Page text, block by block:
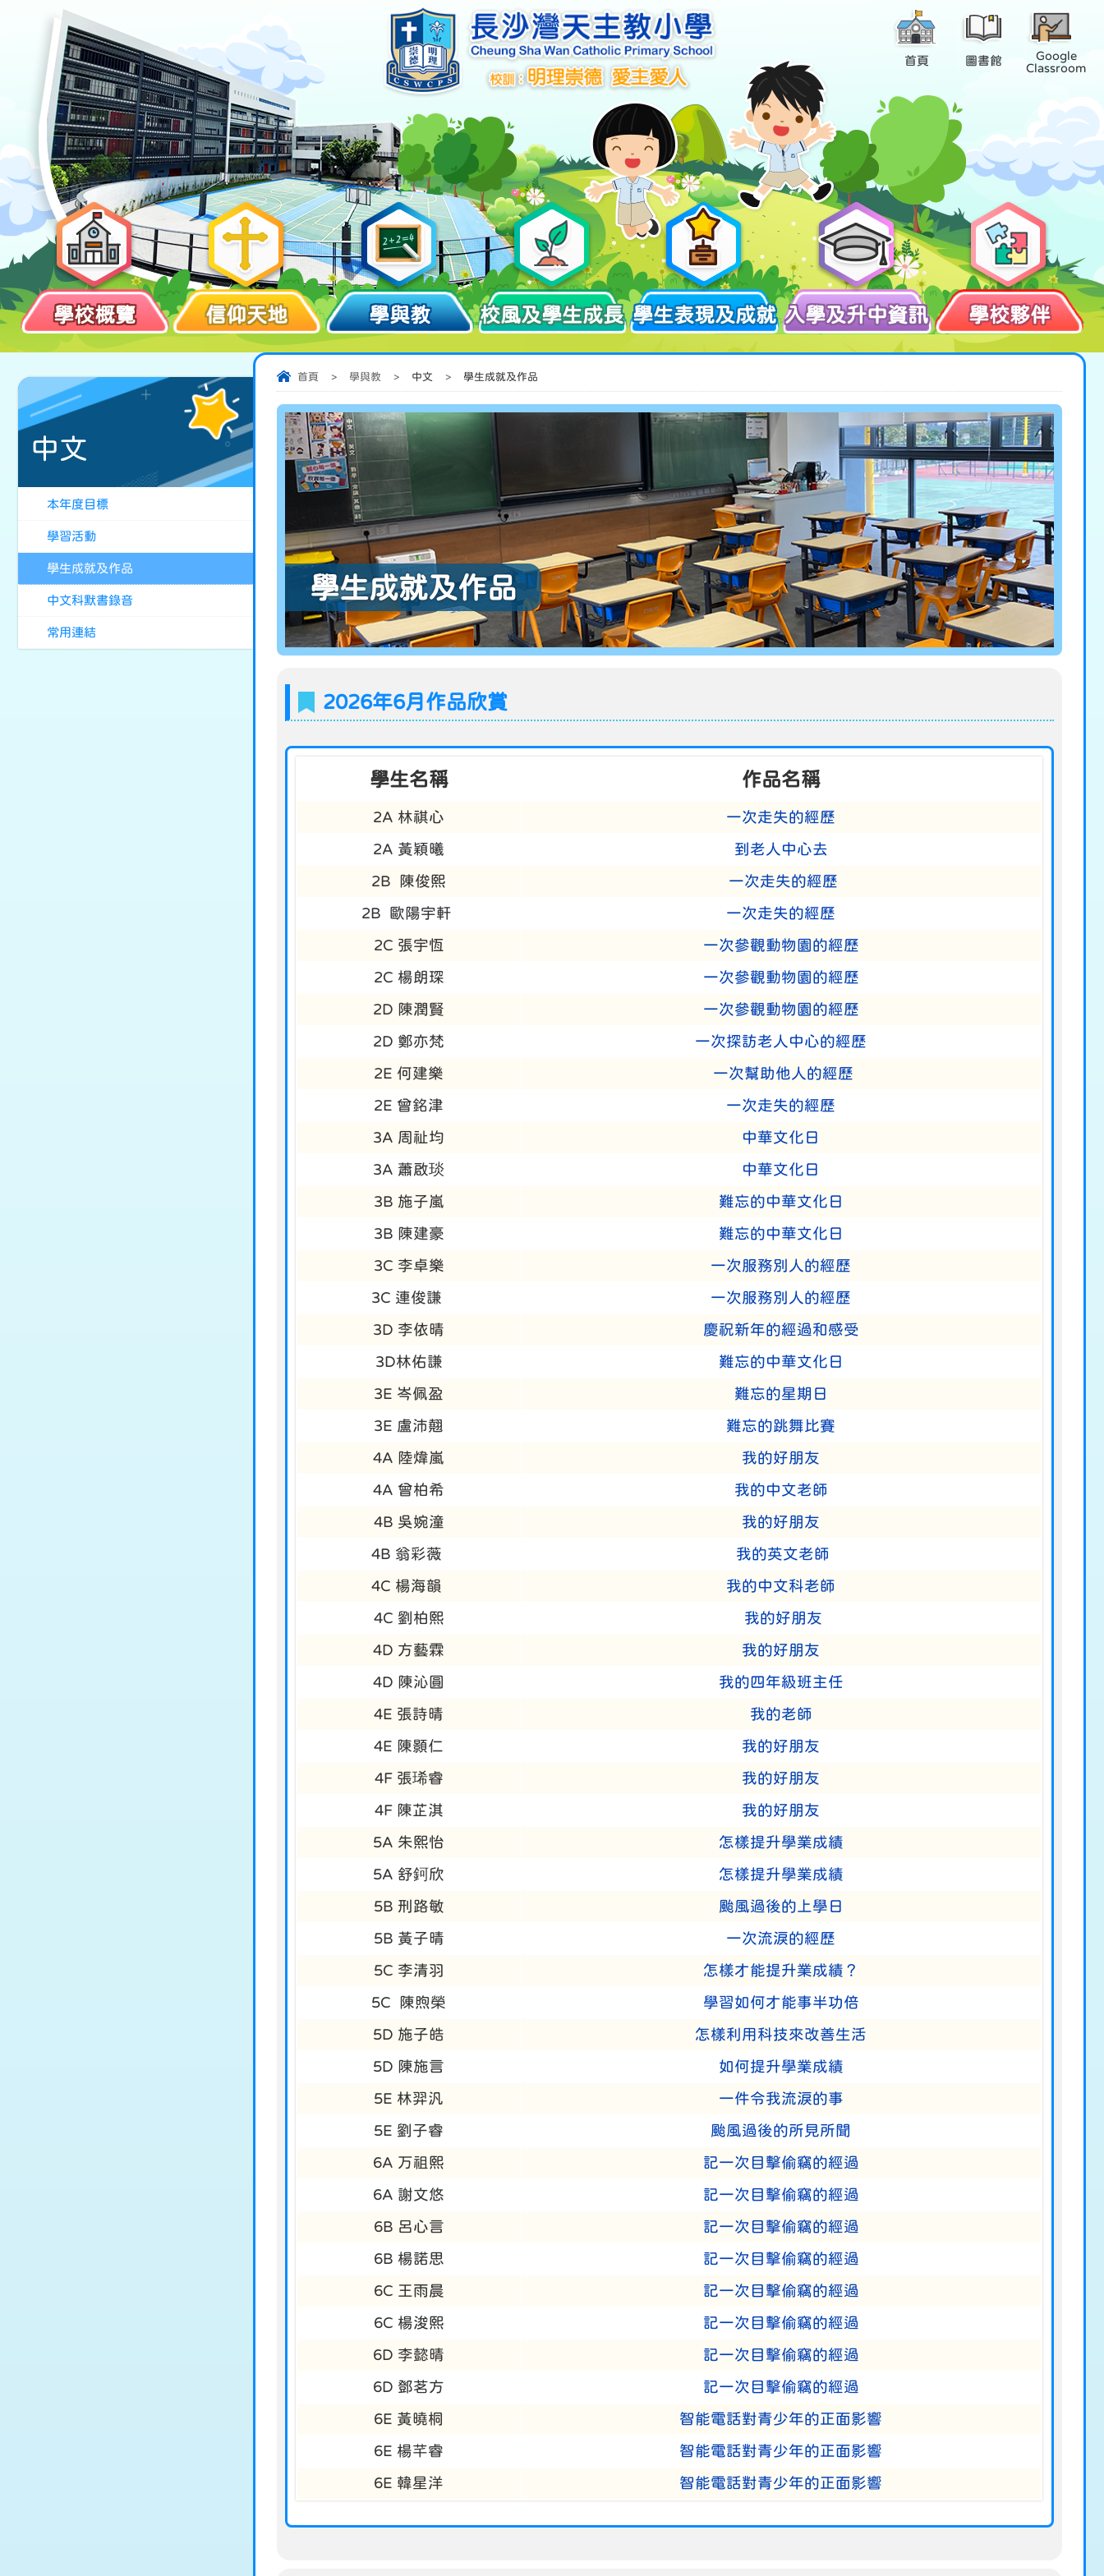
首頁 圖書館
Google
Classroom
學校概覽 信仰天地 學與教 校風及學生成長 學生表現及成就 入學及升中資訊 學校夥伴
首頁 > 學與教 > 中文 > 學生成就及作品
學生成就及作品
2026年6月作品欣賞
學生名稱 作品名稱
2A 林祺心 一次走失的經歷
2A 黃穎曦 到老人中心去
2B 陳俊熙 一次走失的經歷
2B 歐陽宇軒 一次走失的經歷
2C 張宇恆 一次參觀動物園的經歷
2C 楊朗琛 一次參觀動物園的經歷
2D 陳潤賢 一次參觀動物園的經歷
2D 鄭亦梵 一次探訪老人中心的經歷
2E 何建樂 一次幫助他人的經歷
2E 曾銘津 一次走失的經歷
3A 周祉均 中華文化日
3A 蕭啟琰 中華文化日
3B 施子嵐 難忘的中華文化日
3B 陳建豪 難忘的中華文化日
3C 李卓樂 一次服務別人的經歷
3C 連俊謙 一次服務別人的經歷
3D 李依晴 慶祝新年的經過和感受
3D林佑謙 難忘的中華文化日
3E 岑佩盈 難忘的星期日
3E 盧沛翹 難忘的跳舞比賽
4A 陸煒嵐 我的好朋友
4A 曾柏希 我的中文老師
4B 吳婉潼 我的好朋友
4B 翁彩薇 我的英文老師
4C 楊海韻 我的中文科老師
4C 劉柏熙 我的好朋友
4D 方藝霖 我的好朋友
4D 陳沁圓 我的四年級班主任
4E 張詩晴 我的老師
4E 陳顥仁 我的好朋友
4F 張琋睿 我的好朋友
4F 陳芷淇 我的好朋友
5A 朱熙怡 怎樣提升學業成績
5A 舒鈳欣 怎樣提升學業成績
5B 刑路敏 颱風過後的上學日
5B 黃子晴 一次流淚的經歷
5C 李清羽 怎樣才能提升業成績？
5C 陳煦榮 學習如何才能事半功倍
5D 施子皓 怎樣利用科技來改善生活
5D 陳施言 如何提升學業成績
5E 林羿汎 一件令我流淚的事
5E 劉子睿 颱風過後的所見所聞
6A 万祖熙 記一次目擊偷竊的經過
6A 謝文悠 記一次目擊偷竊的經過
6B 呂心言 記一次目擊偷竊的經過
6B 楊諾思 記一次目擊偷竊的經過
6C 王雨晨 記一次目擊偷竊的經過
6C 楊浚熙 記一次目擊偷竊的經過
6D 李懿晴 記一次目擊偷竊的經過
6D 鄧茗方 記一次目擊偷竊的經過
6E 黃曉桐 智能電話對青少年的正面影響
6E 楊芊睿 智能電話對青少年的正面影響
6E 韓星洋 智能電話對青少年的正面影響
中文
本年度目標
學習活動
學生成就及作品
中文科默書錄音
常用連結